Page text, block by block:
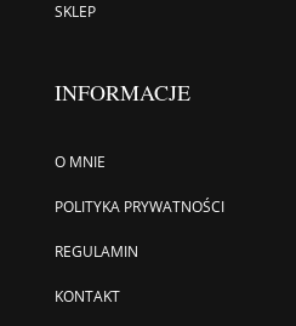
SKLEP
INFORMACJE
O MNIE
POLITYKA PRYWATNOŚCI
REGULAMIN
KONTAKT